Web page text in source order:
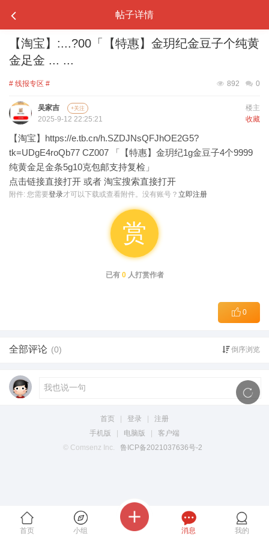
帖子详情
【淘宝】:...?00「【特惠】金玥纪金豆子个纯黄
金足金 ... ...
# 线报专区 # 0
892
楼主
吴家吉 +关注
收藏
2025-9-12 22:25:21
【淘宝】https://e.tb.cn/h.SZDJNsQFJhOE2G5?
tk=UDgE4roQb77 CZ007 「【特惠】金玥纪1g金豆子4个9999
纯黄金足金条5g10克包邮支持复检」
点击链接直接打开 或者 淘宝搜索直接打开
附件: 您需要登录才可以下载或查看附件。没有账号？ 立即注册
赏
已有 0人打赏作者
0
全部评论 (0) 倒序浏览
首页 登录
注册
手机版
电脑版
客户端
© Comsenz Inc.
鲁ICP备2021037636号-2
首页 小组 消息 我的